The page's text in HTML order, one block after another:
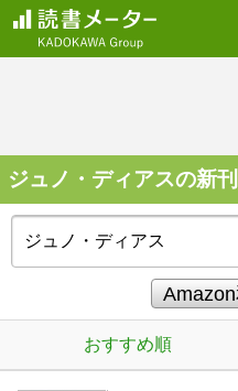
ジュノ・ディアスの新刊
おすすめ順